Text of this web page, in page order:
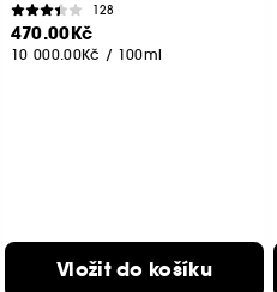
128
470.00Kč
10 000.00Kč / 100ml
Vložit do košíku